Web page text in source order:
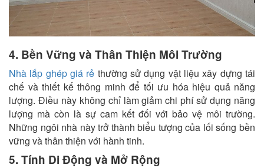
4. Bền Vững và Thân Thiện Môi Trường
Nhà lắp ghép giá rẻ thường sử dụng vật liệu xây dựng tái
chế và thiết kế thông minh để tối ưu hóa hiệu quả năng
lượng. Điều này không chỉ làm giảm chi phí sử dụng năng
lượng mà còn là sự cam kết đối với bảo vệ môi trường.
Những ngôi nhà này trở thành biểu tượng của lối sống bền
vững và thân thiện với hành tinh.
5. Tính Di Động và Mở Rộng